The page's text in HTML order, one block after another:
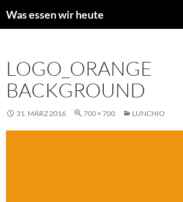
Inhalt
Was essen wir heute
LOGO_ORANGE
BACKGROUND
31. MÄRZ 2016 700 × 700 LUNCHIO